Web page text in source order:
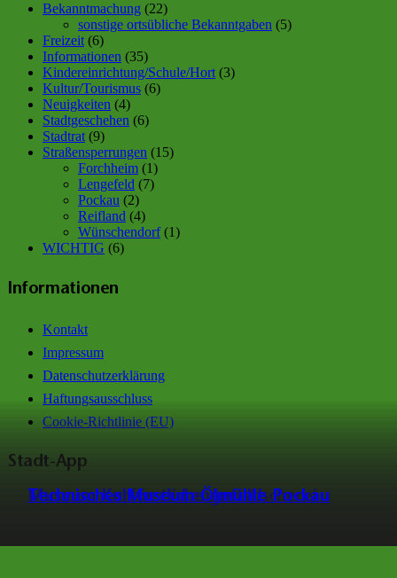
Museum Kurfürstliche Amtsfischerei
Museum Kalkwerk Lengefeld
Technisches Museum Ölmühle Pockau
Bekanntmachung (22)
sonstige ortsübliche Bekanntgaben (5)
Freizeit (6)
Informationen (35)
Kindereinrichtung/Schule/Hort (3)
Kultur/Tourismus (6)
Neuigkeiten (4)
Stadtgeschehen (6)
Stadtrat (9)
Straßensperrungen (15)
Forchheim (1)
Lengefeld (7)
Pockau (2)
Reifland (4)
Wünschendorf(1)
WICHTIG (6)
Informationen
Kontakt
Impressum
Datenschutzerklärung
Haftungsausschluss
Cookie-Richtlinie (EU)
Stadt-App